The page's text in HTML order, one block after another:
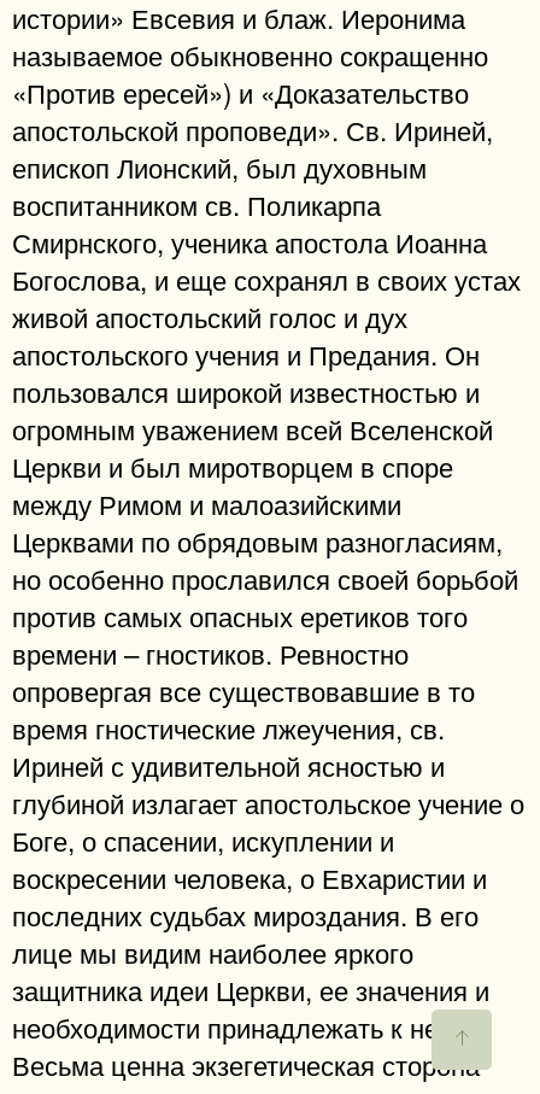
истории» Евсевия и блаж. Иеронима
называемое обыкновенно сокращенно
«Против ересей») и «Доказательство
апостольской проповеди». Св. Ириней,
епископ Лионский, был духовным
воспитанником св. Поликарпа
Смирнского, ученика апостола Иоанна
Богослова, и еще сохранял в своих устах
живой апостольский голос и дух
апостольского учения и Предания. Он
пользовался широкой известностью и
огромным уважением всей Вселенской
Церкви и был миротворцем в споре
между Римом и малоазийскими
Церквами по обрядовым разногласиям,
но особенно прославился своей борьбой
против самых опасных еретиков того
времени – гностиков. Ревностно
опровергая все существовавшие в то
время гностические лжеучения, св.
Ириней с удивительной ясностью и
глубиной излагает апостольское учение о
Боге, о спасении, искуплении и
воскресении человека, о Евхаристии и
последних судьбах мироздания. В его
лице мы видим наиболее яркого
защитника идеи Церкви, ее значения и
необходимости принадлежать к ней.
Весьма ценна экзегетическая сторона